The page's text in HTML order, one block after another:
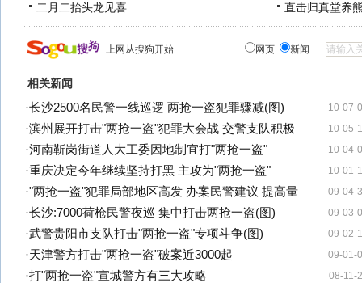
二月二抬头龙见喜 直击归真堂养
上网从搜狗开始 网页 新闻
相关新闻
10-07-
·长沙2500名民警一线巡逻 两抢一盗犯罪骤减(图)
10-05-
·滨州展开打击"两抢一盗"犯罪大会战 交警支队积极
10-04-
·河南靳岗街道人大工委因地制宜打"两抢一盗"
10-01-
·重庆决定今年继续坚持打黑 主攻为"两抢一盗"
09-04-
·"两抢一盗"犯罪局部地区高发 办案民警建议 提高量
09-03-
·长沙:7000荷枪民警夜巡 集中打击两抢一盗(图)
09-02-
·武警贵阳市支队打击"两抢一盗"专项斗争(图)
09-01-
·天津警方打击"两抢一盗"破案近3000起
08-11-
·打"两抢一盗"宣城警方有三大攻略